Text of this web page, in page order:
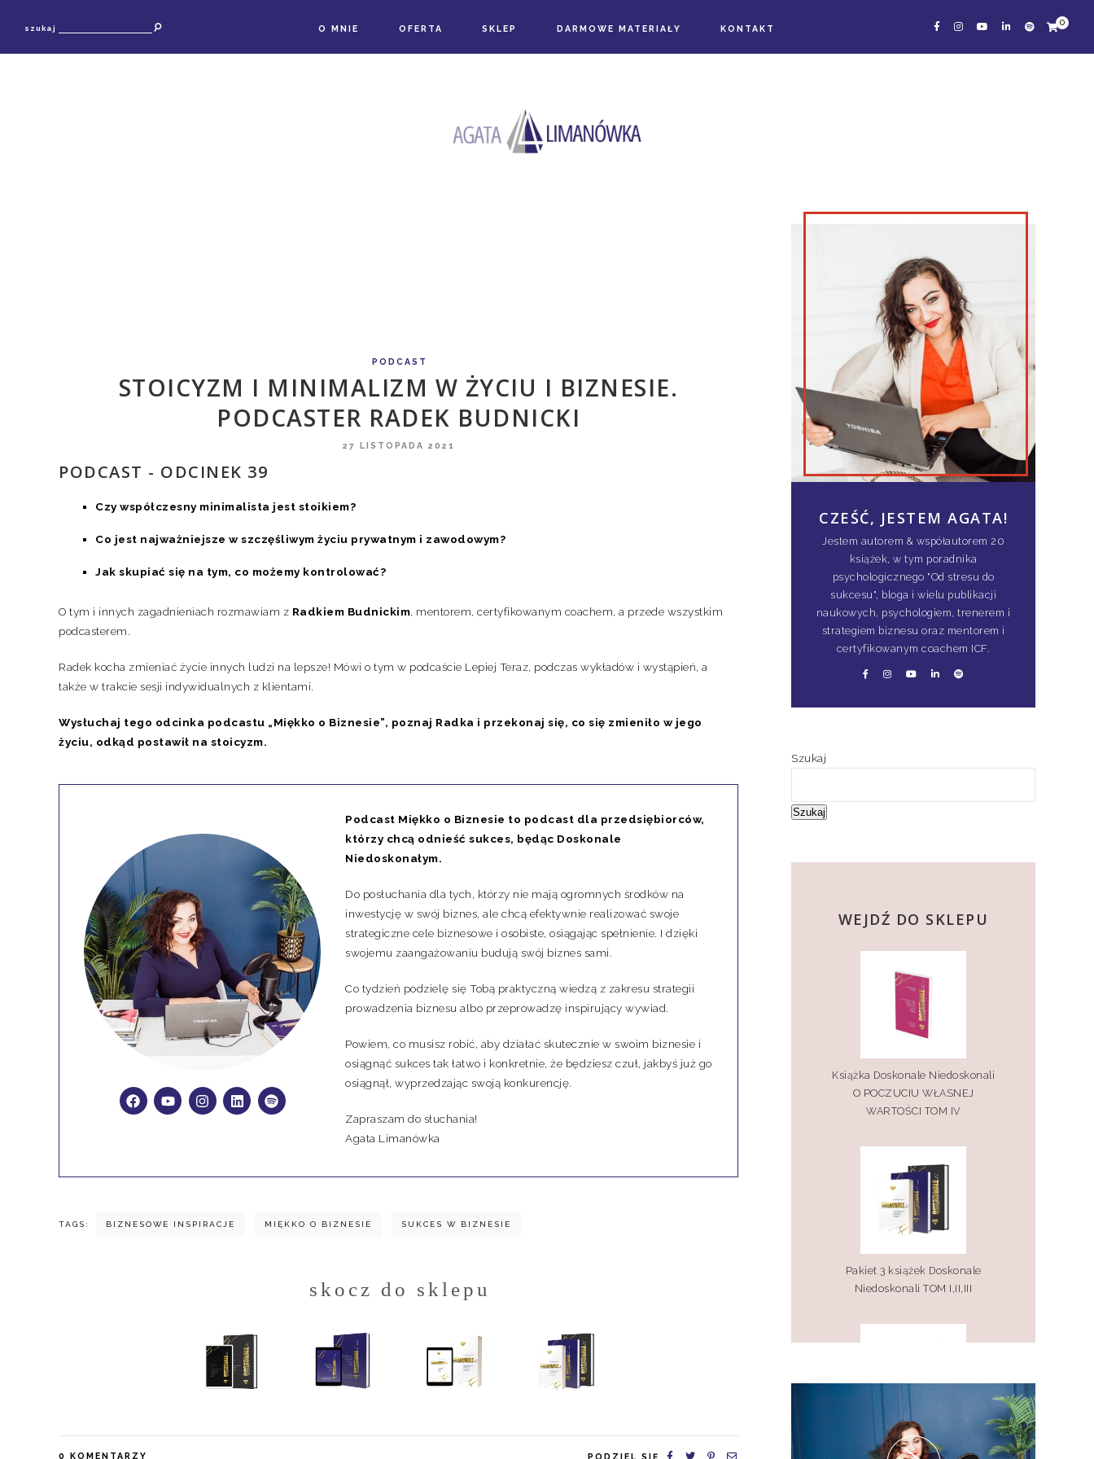
szukaj O MNIE OFERTA SKLEP DARMOWE MATERIAŁY KONTAKT
0
PODCAST
STOICYZM I MINIMALIZM W ŻYCIU I BIZNESIE.
PODCASTER RADEK BUDNICKI
27 LISTOPADA 2021
PODCAST - ODCINEK 39
Czy współczesny minimalista jest stoikiem?
Co jest najważniejsze w szczęśliwym życiu prywatnym i zawodowym?
Jak skupiać się na tym, co możemy kontrolować?
O tym i innych zagadnieniach rozmawiam z Radkiem Budnickim, mentorem, certyfikowanym coachem, a przede wszystkim
podcasterem.
Radek kocha zmieniać życie innych ludzi na lepsze! Mówi o tym w podcaście Lepiej Teraz, podczas wykładów i wystąpień, a
także w trakcie sesji indywidualnych z klientami.
Wysłuchaj tego odcinka podcastu „Miękko o Biznesie”, poznaj Radka i przekonaj się, co się zmieniło w jego
życiu, odkąd postawił na stoicyzm.
Podcast Miękko o Biznesie to podcast dla przedsiębiorców,
którzy chcą odnieść sukces, będąc Doskonale
Niedoskonałym.
Do posłuchania dla tych, którzy nie mają ogromnych środków na
inwestycję w swój biznes, ale chcą efektywnie realizować swoje
strategiczne cele biznesowe i osobiste, osiągając spełnienie. I dzięki
swojemu zaangażowaniu budują swój biznes sami.
Co tydzień podzielę się Tobą praktyczną wiedzą z zakresu strategii
prowadzenia biznesu albo przeprowadzę inspirujący wywiad.
Powiem, co musisz robić, aby działać skutecznie w swoim biznesie i
osiągnąć sukces tak łatwo i konkretnie, że będziesz czuł, jakbyś już go
osiągnął, wyprzedzając swoją konkurencję.
Zapraszam do słuchania!
Agata Limanówka
TAGS: BIZNESOWE INSPIRACJE MIĘKKO O BIZNESIE SUKCES W BIZNESIE
skocz do sklepu
0 KOMENTARZY PODZIEL SIĘ
CZEŚĆ, JESTEM AGATA!
Jestem autorem & współautorem 20
książek, w tym poradnika
psychologicznego "Od stresu do
sukcesu", bloga i wielu publikacji
naukowych, psychologiem, trenerem i
strategiem biznesu oraz mentorem i
certyfikowanym coachem ICF.
Szukaj
Szukaj
kup teraz
WEJDŹ DO SKLEPU
Książka Doskonale Niedoskonali
O POCZUCIU WŁASNEJ
WARTOŚCI TOM IV
Pakiet 3 książek Doskonale
Niedoskonali TOM I,II,III
Pakiet 2 książek Doskonale